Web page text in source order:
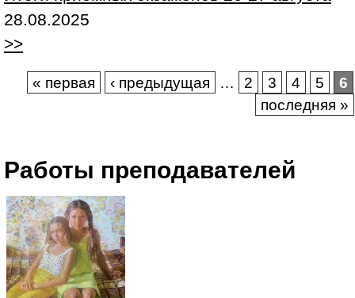
28.08.2025
>>
Страницы
« первая ‹ предыдущая … 2 3 4 5
6
последняя »
Работы преподавателей